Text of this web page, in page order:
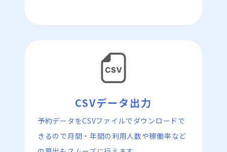
CSVデータ出力
予約データをCSVファイルでダウンロードで
きるので月間・年間の利用人数や稼働率など